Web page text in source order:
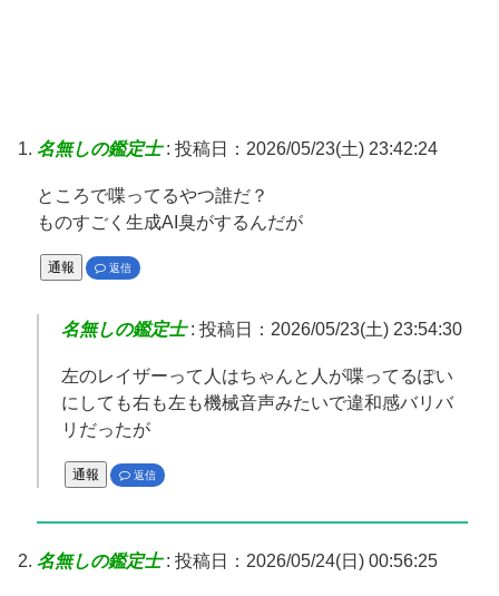
名無しの鑑定士: 投稿日：2026/05/23(土) 23:42:24
ところで喋ってるやつ誰だ？
ものすごく生成AI臭がするんだが
通報 返信
名無しの鑑定士: 投稿日：2026/05/23(土) 23:54:30
左のレイザーって人はちゃんと人が喋ってるぽい
にしても右も左も機械音声みたいで違和感バリバ
リだったが
通報 返信
名無しの鑑定士: 投稿日：2026/05/24(日) 00:56:25